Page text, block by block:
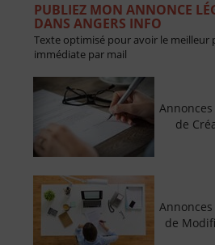
PUBLIEZ MON ANNONCE
DANS ANGERS INFO
Texte optimisé pour avoir le meilleur
immédiate par mail
de
de